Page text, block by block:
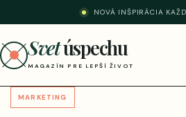
NOVÁ INŠPIRÁCIA
Svetúspechu
MAGAZÍN PRE LEPŠÍ ŽIVOT
MARKETING